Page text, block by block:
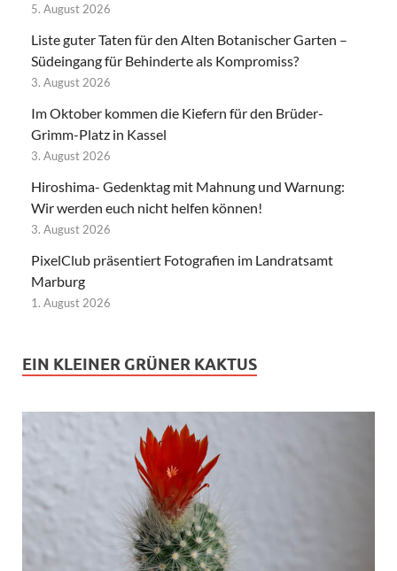
5. August 2026
Liste guter Taten für den Alten Botanischer Garten –
Südeingang für Behinderte als Kompromiss?
3. August 2026
Im Oktober kommen die Kiefern für den Brüder-
Grimm-Platz in Kassel
3. August 2026
Hiroshima- Gedenktag mit Mahnung und Warnung:
Wir werden euch nicht helfen können!
3. August 2026
PixelClub präsentiert Fotografien im Landratsamt
Marburg
1. August 2026
EIN KLEINER GRÜNER KAKTUS